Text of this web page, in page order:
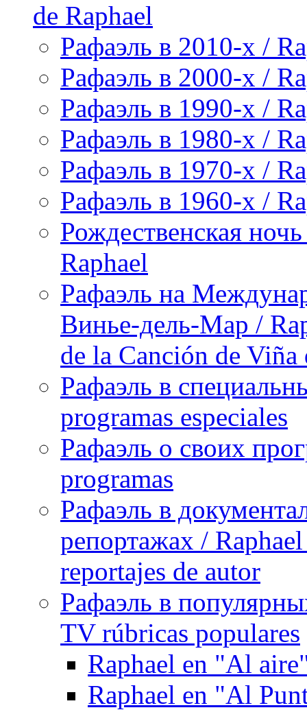
de Raphael
Рафаэль в 2010-х /
Рафаэль в 2000-х /
Рафаэль в 1990-х /
Рафаэль в 1980-х /
Рафаэль в 1970-х /
Рафаэль в 1960-х /
Рождественская
Raphael
Рафаэль на
Винье-дель-Мар /
de la Canción de
Рафаэль в
programas especiales
Рафаэль о своих
programas
Рафаэль в
репортажах /
reportajes de autor
Рафаэль в
TV rúbricas populares
Raphael en "Al
Raphael en "Al